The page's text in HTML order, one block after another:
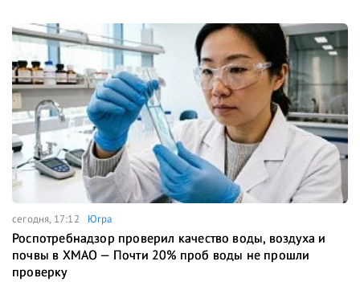
сегодня, 17:12 Югра
Роспотребнадзор проверил качество воды, воздуха и
почвы в ХМАО — Почти 20% проб воды не прошли
проверку